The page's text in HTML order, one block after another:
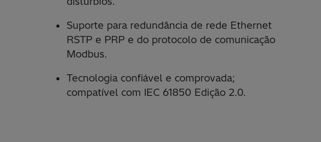
Suporte para redundância de rede Ethernet
RSTP e PRP e do protocolo de comunicação
Modbus.
Tecnologia confiável e comprovada;
compatível com IEC 61850 Edição 2.0.